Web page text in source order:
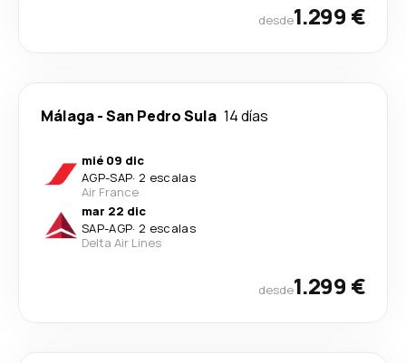
desde1.299 €
Málaga-San Pedro Sula 14 días
mié 09 dic
AGP-SAP· 2 escalas
Air France
mar 22 dic
SAP-AGP· 2 escalas
Delta Air Lines
desde1.299 €